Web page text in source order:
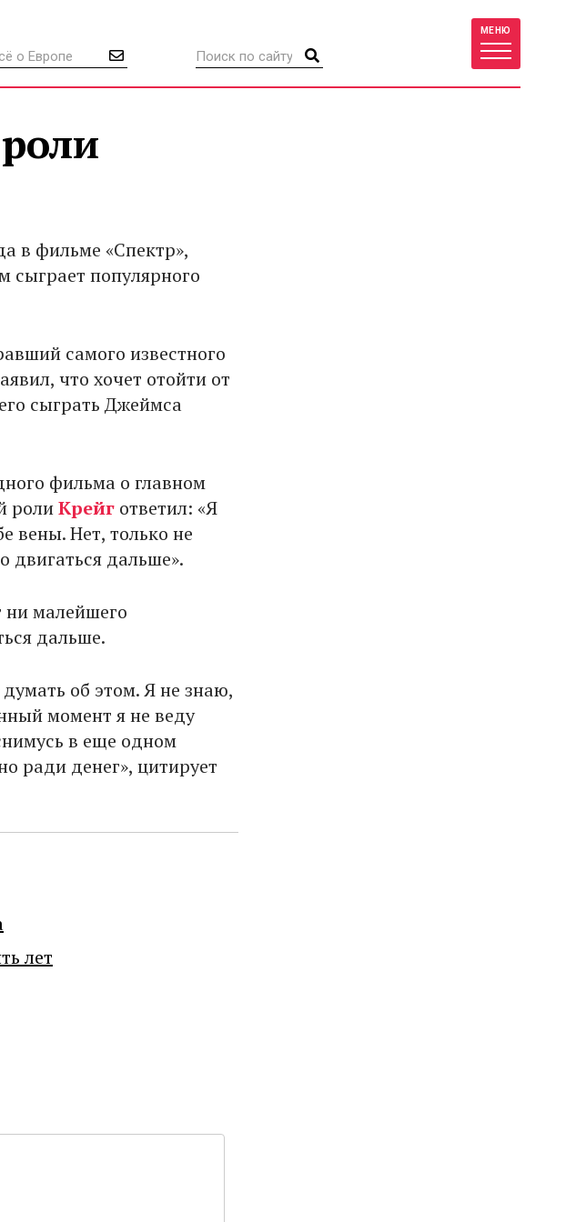
МЕНЮ
в фильме «Спектр»,
сыграет популярного
самого известного
что хочет отойти от
сыграть Джеймса
фильма о главном
ролиКрейг ответил: «Я
вены. Нет, только не
двигаться дальше».
ни малейшего
дальше.
об этом. Я не знаю,
момент я не веду
в еще одном
ради денег», цитирует
лет